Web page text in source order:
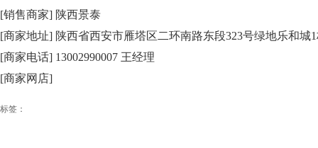
[销售商家] 陕西景泰
[商家地址] 陕西省西安市雁塔区二环南路东段323号绿地乐和城1
[商家电话] 13002990007 王经理
[商家网店]
标签：